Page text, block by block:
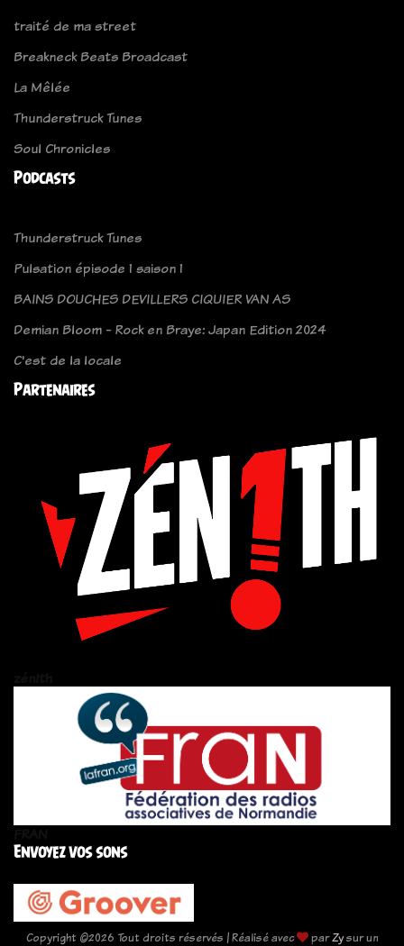
traité de ma street
Breakneck Beats Broadcast
La Mêlée
Thunderstruck Tunes
Soul Chronicles
Podcasts
Thunderstruck Tunes
Pulsation épisode 1 saison 1
BAINS DOUCHES DEVILLERS CIQUIER VAN AS
Demian Bloom - Rock en Braye: Japan Edition 2024
C'est de la locale
Partenaires
Envoyez vos sons
Copyright ©2026 Tout droits réservés | Réalisé avec parZysur un